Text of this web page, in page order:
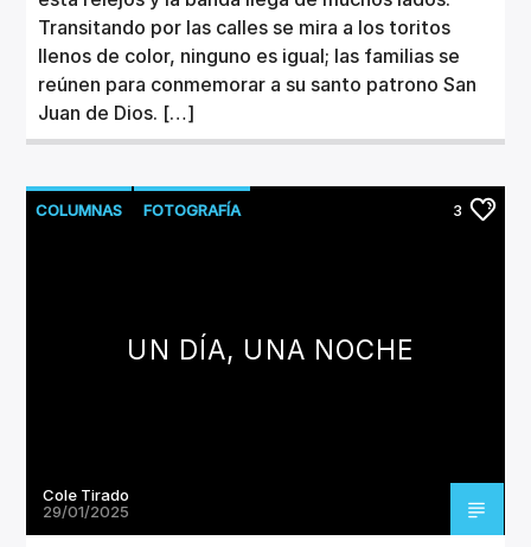
Transitando por las calles se mira a los toritos
llenos de color, ninguno es igual; las familias se
reúnen para conmemorar a su santo patrono San
Juan de Dios. […]
COLUMNAS FOTOGRAFÍA 3
UN DÍA, UNA NOCHE
Cole Tirado
29/01/2025